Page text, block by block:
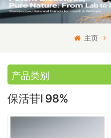
主页
产品类别
保活苷I 98%